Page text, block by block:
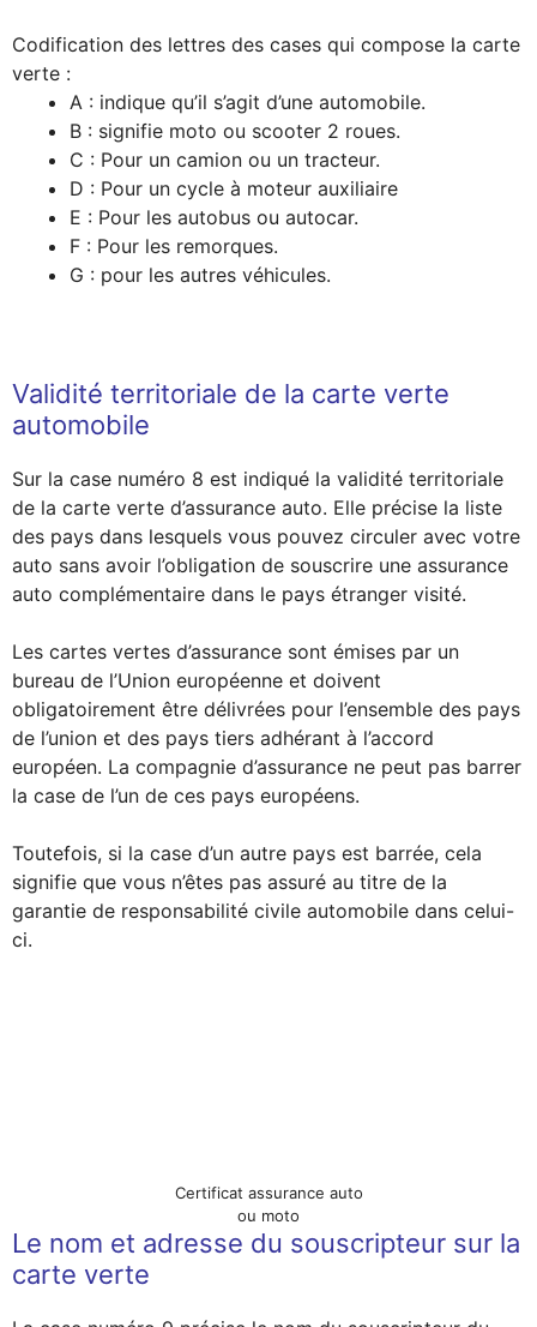
Codification des lettres des cases qui compose la carte
verte :
A : indique qu’il s’agit d’une automobile.
B : signifie moto ou scooter 2 roues.
C : Pour un camion ou un tracteur.
D : Pour un cycle à moteur auxiliaire
E : Pour les autobus ou autocar.
F : Pour les remorques.
G : pour les autres véhicules.
Validité territoriale de la carte verte
automobile
Sur la case numéro 8 est indiqué la validité territoriale
de la carte verte d’assurance auto. Elle précise la liste
des pays dans lesquels vous pouvez circuler avec votre
auto sans avoir l’obligation de souscrire une assurance
auto complémentaire dans le pays étranger visité.
Les cartes vertes d’assurance sont émises par un
bureau de l’Union européenne et doivent
obligatoirement être délivrées pour l’ensemble des pays
de l’union et des pays tiers adhérant à l’accord
européen. La compagnie d’assurance ne peut pas barrer
la case de l’un de ces pays européens.
Toutefois, si la case d’un autre pays est barrée, cela
signifie que vous n’êtes pas assuré au titre de la
garantie de responsabilité civile automobile dans celui-
ci.
Certificat assurance auto
ou moto
Le nom et adresse du souscripteur sur la
carte verte